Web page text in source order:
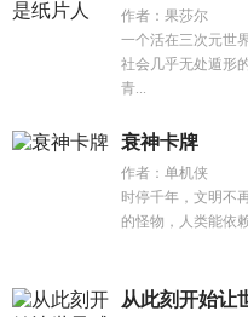
作者：果莎尔
一个活在三次元世
社会几乎无处遁形
青...
衰神卡牌
作者：单机侠
时停千年，文明不
的怪物，人类能依
从此刻开始让